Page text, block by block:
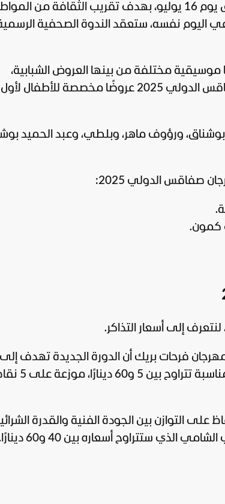
ستسبق العروض الرسمية فعاليات في الشارع تنطلق يوم 16 يوليو، بهدف تقريب الثقافة من
اليوم نفسه، ستعقد الندوة الصحفية
مختلفة من بينها العروض الشبابية،
والطربية والعالمية. كما سيشهد برنامج مهرجان صفاقس الدولي 2025 عروضًا مخصصة
ورؤوف ماهر، وبلطي، وعبد الحميد
صفاقس الدولي 2025:
فرحات بريك أن الدورة الجديدة تهدف إلى
توسيع قاعدة الجمهور، من خلال اعتماد
التوازن بين الجودة الفنية والقدرة
ستتراوح أسعاره بين 40 و60 دينارًا.